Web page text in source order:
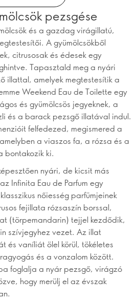
pezsgése
és a gazdag virágillatú,
A gyümölcsökből
citrusosak és édesek egy
Tapasztald meg a nyári
illattal, amelyek megtestesítik a
Weekend Eau de Toilette egy
és gyümölcsös jegyeknek, a
és a barack pezsgő illatával indul.
felfedezed, megismered a
a viaszos fa, a rózsa és a
bontakozik ki.
nyári, de kicsit más
Infinita Eau de Parfum egy
nőiesség parfümjeinek
fejillata rózsaszín borssal,
(törpemandarin) tejjel kezdődik,
szívjegyhez vezet. Az illat
és vaníliát ölel körül, tökéletes
és a vonzalom között.
foglalja a nyár pezsgő, virágzó
hogy merülj el az évszak